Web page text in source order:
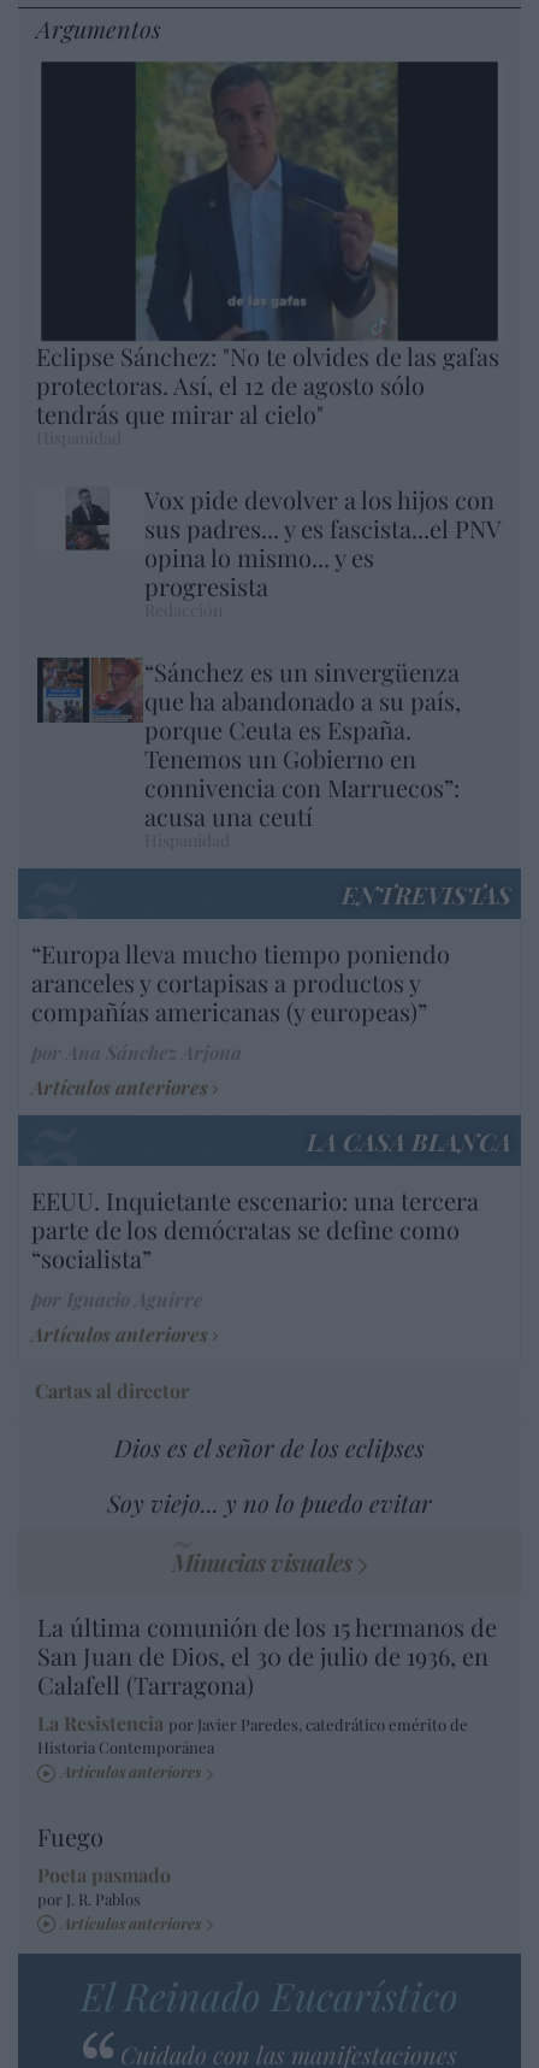
Argumentos
Eclipse Sánchez: "No te olvides de las gafas
protectoras. Así, el 12 de agosto sólo
tendrás que mirar al cielo"
Vox pide devolver a los hijos con
sus padres... y es fascista...el PNV
opina lo mismo... y es
progresista
“Sánchez es un sinvergüenza
que ha abandonado a su país,
porque Ceuta es España.
Tenemos un Gobierno en
connivencia con Marruecos”:
acusa una ceutí
ENTREVISTAS
“Europa lleva mucho tiempo poniendo
aranceles y cortapisas a productos y
compañías americanas (y europeas)”
Artículos anteriores
LA CASA BLANCA
EEUU. Inquietante escenario: una tercera
parte de los demócratas se define como
“socialista”
Artículos anteriores
Cartas al director
Dios es el señor de los eclipses
Soy viejo... y no lo puedo evitar
Minucias visuales
La última comunión de los 15 hermanos de
San Juan de Dios, el 30 de julio de 1936, en
Calafell (Tarragona)
La Resistencia por Javier Paredes, catedrático emérito de
Historia Contemporánea
Artículos anteriores
Fuego
Poeta pasmado
por J. R. Pablos
Artículos anteriores
El Reinado Eucarístico
Cuidado con las manifestaciones